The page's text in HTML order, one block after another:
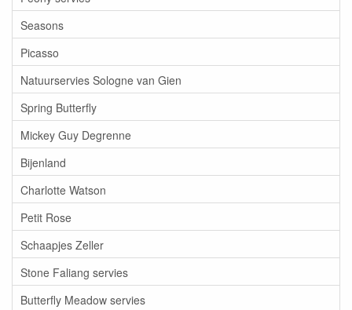
Seasons
Picasso
Natuurservies Sologne van Gien
Spring Butterfly
Mickey Guy Degrenne
Bijenland
Charlotte Watson
Petit Rose
Schaapjes Zeller
Stone Faliang servies
Butterfly Meadow servies